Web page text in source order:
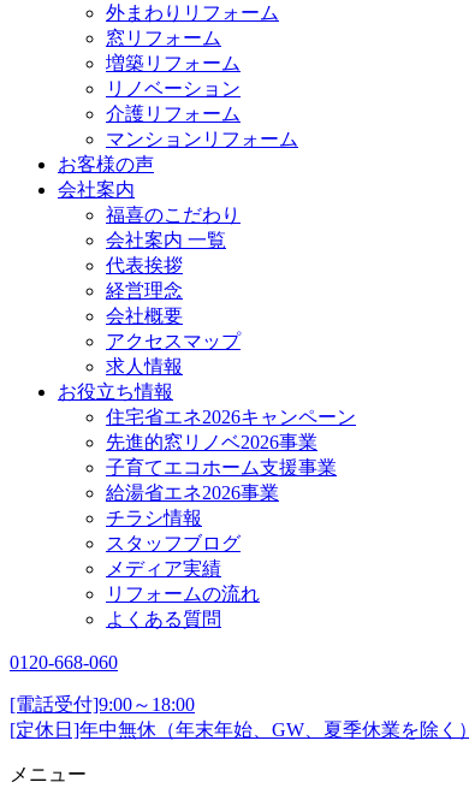
外まわりリフォーム
窓リフォーム
増築リフォーム
リノベーション
介護リフォーム
マンションリフォーム
お客様の声
会社案内
福喜のこだわり
会社案内 一覧
代表挨拶
経営理念
会社概要
アクセスマップ
求人情報
お役立ち情報
住宅省エネ2026キャンペーン
先進的窓リノベ2026事業
子育てエコホーム支援事業
給湯省エネ2026事業
チラシ情報
スタッフブログ
メディア実績
リフォームの流れ
よくある質問
0120-668-060
[電話受付]9:00～18:00
[定休日]年中無休（年末年始、GW、夏季休業を除く）
メニュー